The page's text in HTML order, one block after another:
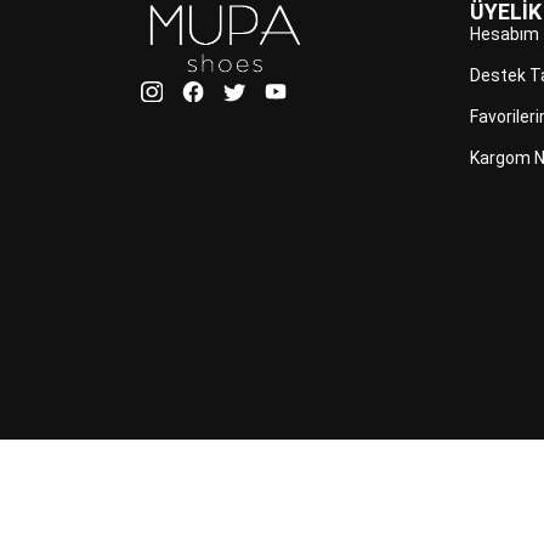
ÜYELİK
Hesabım
Destek
Kargom